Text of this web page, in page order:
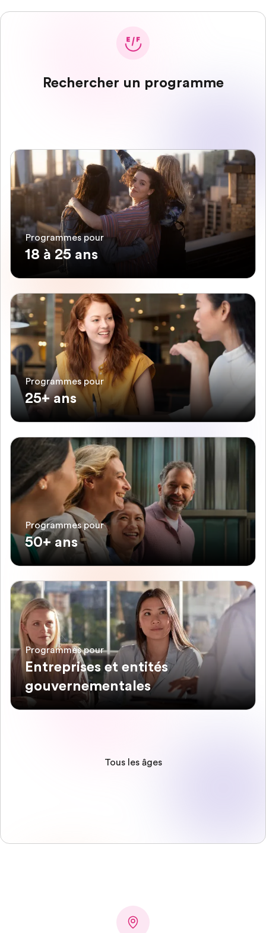
Rechercher un programme
Programmes pour
18 à 25 ans
Programmes pour
25+ ans
Programmes pour
50+ ans
Programmes pour
Entreprises et entités
gouvernementales
Tous les âges